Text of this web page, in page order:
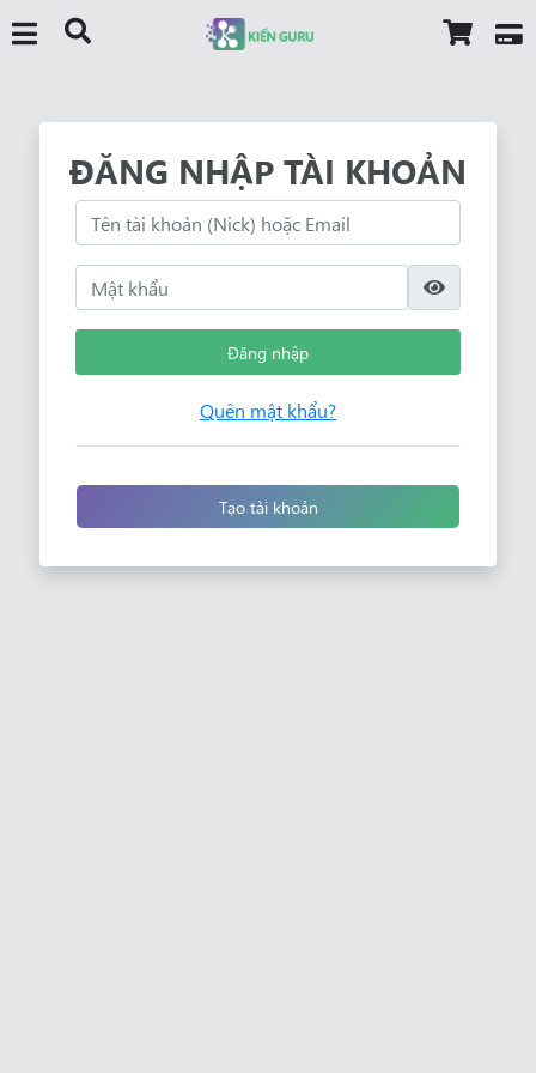
ĐĂNG NHẬP TÀI KHOẢN
Đăng nhập
Quên mật khẩu?
Tạo tài khoản